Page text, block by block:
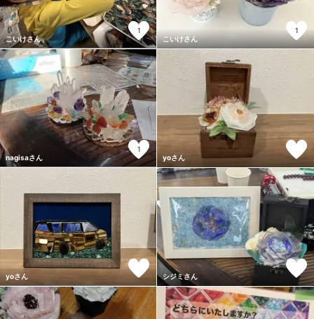
こいけさん
1
こいけさん
1
nagisaさん
1
yoさん
yoさん シジミさん